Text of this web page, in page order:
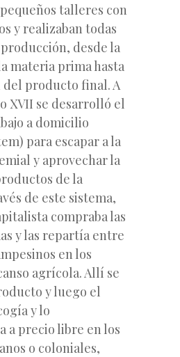
talleres con
y realizaban todas
desde la
materia prima hasta
del producto final. A
XVII se desarrolló el
a domicilio
para escapar a la
y aprovechar la
de la
de este sistema,
compraba las
y las repartía entre
en los
agrícola. Allí se
y luego el
y lo
a precio libre en los
o coloniales,